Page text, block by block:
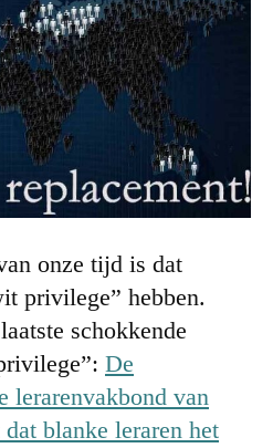
onze tijd is dat
privilege” hebben.
schokkende
De
lerarenvakbond van
blanke leraren het